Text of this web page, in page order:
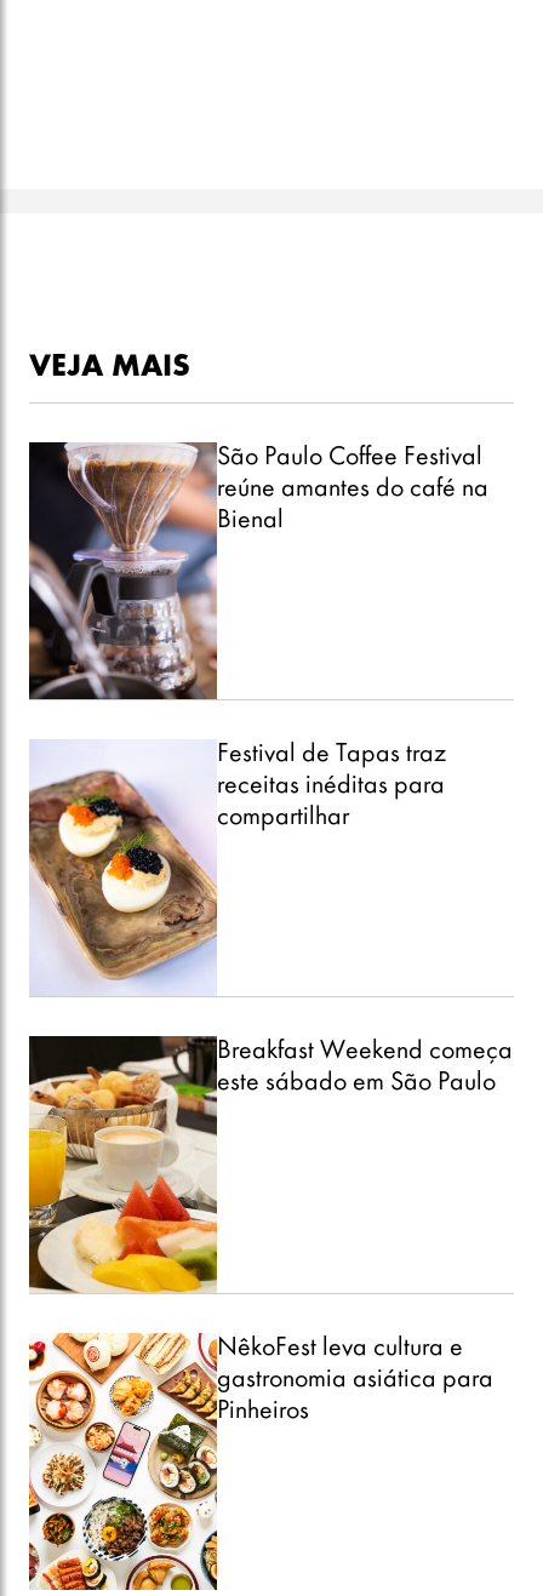
VEJA MAIS
São Paulo Coffee Festival
reúne amantes do café na
Bienal
Festival de Tapas traz
receitas inéditas para
compartilhar
Breakfast Weekend começa
este sábado em São Paulo
NêkoFest leva cultura e
gastronomia asiática para
Pinheiros